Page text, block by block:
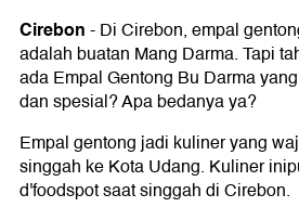
Cirebon-Di Cirebon, empal
adalah buatan Mang Darma. Tapi
ada Empal Gentong Bu Darma
dan spesial? Apa bedanya ya?
Empal gentong jadi kuliner yang
singgah ke Kota Udang. Kuliner
d'foodspot saat singgah di Cirebon.